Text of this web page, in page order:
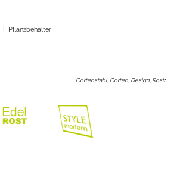
Pflanzbehälter
Cortenstahl, Corten, Design, Rost: